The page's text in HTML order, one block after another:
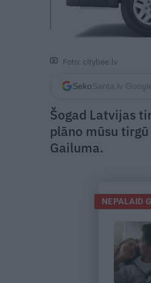
Foto: citybee.lv
Seko Santa.lv
Šogad Latvijas
plāno mūsu
Gailuma.
NEPALAID